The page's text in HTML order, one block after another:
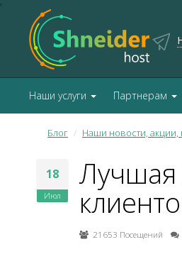
'
Наши услуги Партнерам
Блог Наши новости,
18
Июл
Лучшая
21653 Посещений